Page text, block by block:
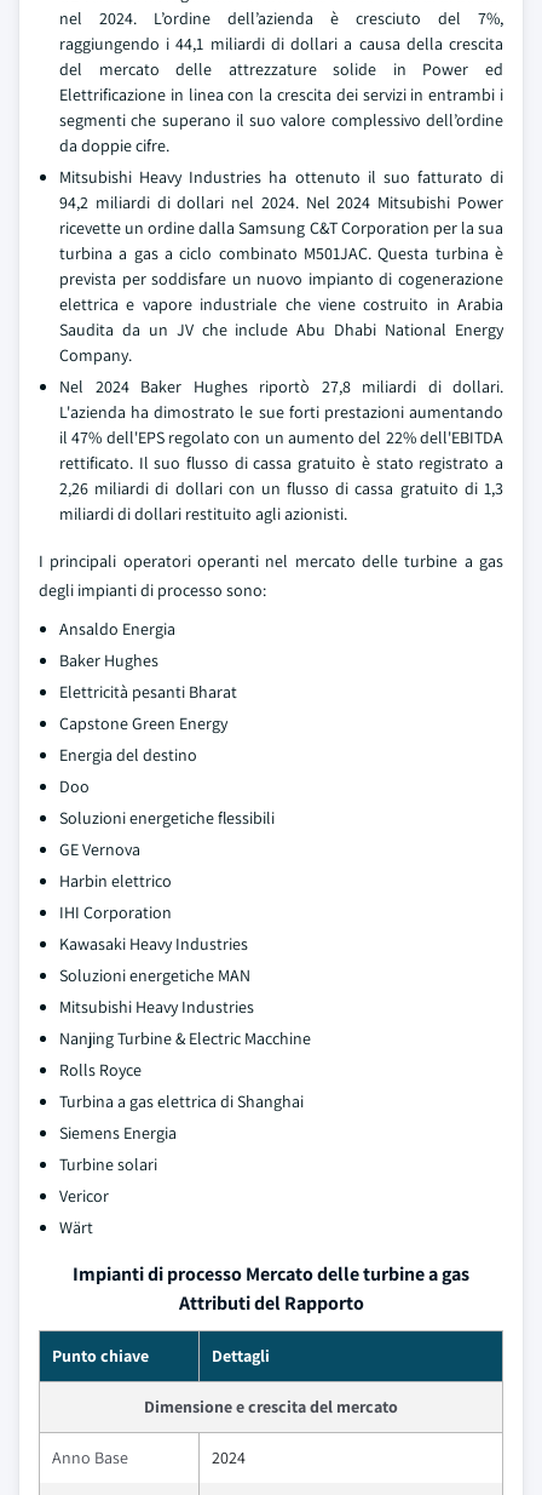
nel 2024. L’ordine dell’azienda è cresciuto del 7%,
raggiungendo i 44,1 miliardi di dollari a causa della crescita
del mercato delle attrezzature solide in Power ed
Elettrificazione in linea con la crescita dei servizi in entrambi i
segmenti che superano il suo valore complessivo dell’ordine
da doppie cifre.
Mitsubishi Heavy Industries ha ottenuto il suo fatturato di
94,2 miliardi di dollari nel 2024. Nel 2024 Mitsubishi Power
ricevette un ordine dalla Samsung C&T Corporation per la sua
turbina a gas a ciclo combinato M501JAC. Questa turbina è
prevista per soddisfare un nuovo impianto di cogenerazione
elettrica e vapore industriale che viene costruito in Arabia
Saudita da un JV che include Abu Dhabi National Energy
Company.
Nel 2024 Baker Hughes riportò 27,8 miliardi di dollari.
L'azienda ha dimostrato le sue forti prestazioni aumentando
il 47% dell'EPS regolato con un aumento del 22% dell'EBITDA
rettificato. Il suo flusso di cassa gratuito è stato registrato a
2,26 miliardi di dollari con un flusso di cassa gratuito di 1,3
miliardi di dollari restituito agli azionisti.
I principali operatori operanti nel mercato delle turbine a gas
degli impianti di processo sono:
Ansaldo Energia
Baker Hughes
Elettricità pesanti Bharat
Capstone Green Energy
Energia del destino
Doo
Soluzioni energetiche flessibili
GE Vernova
Harbin elettrico
IHI Corporation
Kawasaki Heavy Industries
Soluzioni energetiche MAN
Mitsubishi Heavy Industries
Nanjing Turbine & Electric Macchine
Rolls Royce
Turbina a gas elettrica di Shanghai
Siemens Energia
Turbine solari
Vericor
Wärt
Impianti di processo Mercato delle turbine a gas
Attributi del Rapporto
Punto chiave Dettagli
Dimensione e crescita del mercato
Anno Base 2024